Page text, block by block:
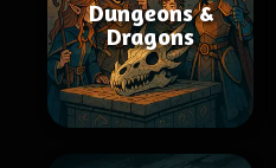
Dungeons &
Dragons